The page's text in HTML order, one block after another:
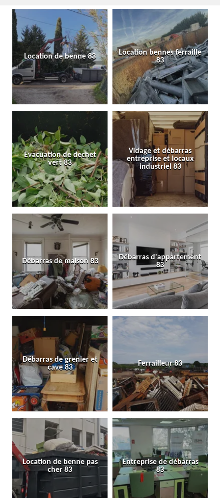
Location de benne 83
Location bennes ferraille
83
Evacuation de dechet
vert 83
Vidage et débarras
entreprise et locaux
industriel 83
Débarras de maison 83
Débarras d'appartement
83
Débarras de grenier et
cave 83
Ferrailleur 83
Location de benne pas
cher 83
Entreprise de débarras
83